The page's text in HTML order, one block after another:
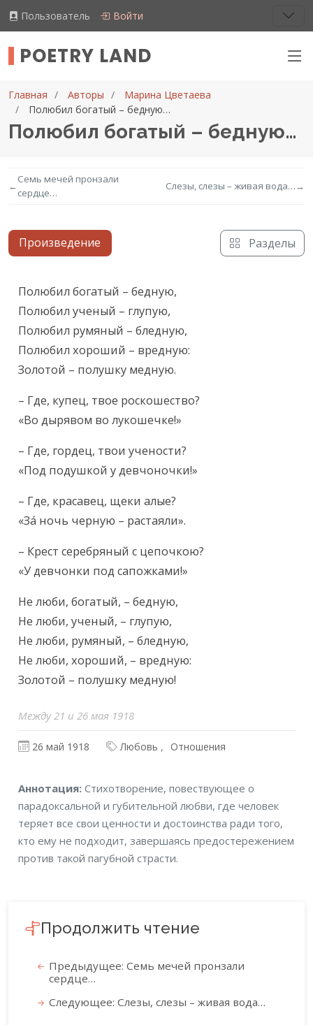
Пользователь Войти
POETRY LAND
Главная Авторы
Марина Цветаева
Полюбил богатый – бедную…
Полюбил богатый – бедную…
←
Семь мечей пронзали
сердце…
Слезы, слезы – живая вода…→
Произведение Разделы
Текст произведения
Полюбил богатый – бедную,
Полюбил ученый – глупую,
Полюбил румяный – бледную,
Полюбил хороший – вредную:
Золотой – полушку медную.
– Где, купец, твое роскошество?
«Во дырявом во лукошечке!»
– Где, гордец, твои учености?
«Под подушкой у девчоночки!»
– Где, красавец, щеки алые?
«За́ ночь черную – растаяли».
– Крест серебряный с цепочкою?
«У девчонки под сапожками!»
Не люби, богатый, – бедную,
Не люби, ученый, – глупую,
Не люби, румяный, – бледную,
Не люби, хороший, – вредную:
Золотой – полушку медную!
Между 21 и 26 мая 1918
26 май 1918 Любовь Отношения
Аннотация
Аннотация:Стихотворение, повествующее о
парадоксальной и губительной любви, где человек
теряет все свои ценности и достоинства ради того,
кто ему не подходит, завершаясь предостережением
против такой пагубной страсти.
Продолжить чтение
Предыдущее: Семь мечей пронзали
сердце…
Следующее: Слезы, слезы – живая вода…